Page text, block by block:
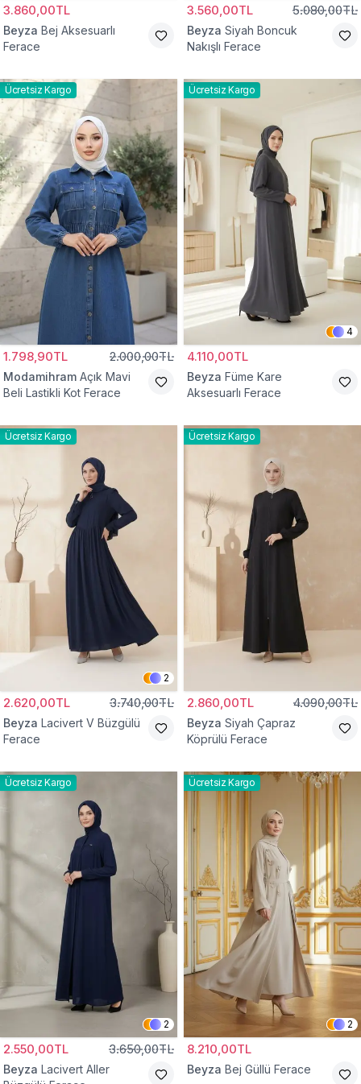
3.860,00TL
Beyza Bej Aksesuarlı
Ferace
3.560,00TL 5.080,00TL
Beyza Siyah Boncuk
Nakışlı Ferace
Ücretsiz Kargo
1.798,90TL 2.000,00TL
Modamihram Açık Mavi
Beli Lastikli Kot Ferace
Ücretsiz Kargo
4
4.110,00TL
Beyza Füme Kare
Aksesuarlı Ferace
Ücretsiz Kargo
2
2.620,00TL 3.740,00TL
Beyza Lacivert V Büzgülü
Ferace
Ücretsiz Kargo
2.860,00TL 4.090,00TL
Beyza Siyah Çapraz
Köprülü Ferace
Ücretsiz Kargo
2
2.550,00TL 3.650,00TL
Beyza Lacivert Aller
Ücretsiz Kargo
2
8.210,00TL
Beyza Bej Güllü Ferace